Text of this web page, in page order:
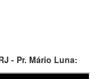
- Pr. Mário Luna: